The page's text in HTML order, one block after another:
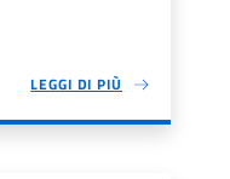
LEGGI DI PIÙ